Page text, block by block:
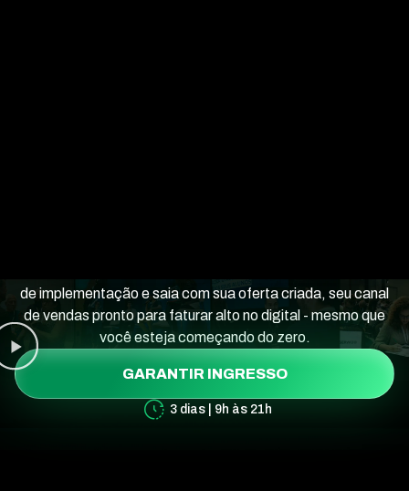
de implementação e saia com sua oferta criada, seu canal
de vendas pronto para faturar alto no digital - mesmo que
você esteja começando do zero.
GARANTIR INGRESSO
3 dias | 9h às 21h